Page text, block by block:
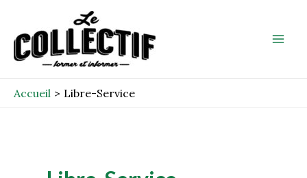
contenu
Accueil Libre-Service